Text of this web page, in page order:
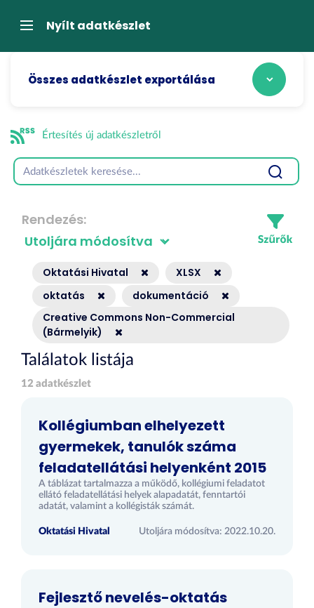
átugrásaNavigációNyílt adatkészlet
Összes adatkészlet exportálása
Értesítés új adatkészletről
Rendezés
Oktatási Hivatal
XLSX
oktatás
dokumentáció
Creative Commons Non-Commercial
(Bármelyik)
Találatok listája
12 adatkészlet
Kollégiumban elhelyezett
gyermekek, tanulók száma
feladatellátási helyenként 2015
A táblázat tartalmazza a működő, kollégiumi feladatot
ellátó feladatellátási helyek alapadatát, fenntartói
adatát, valamint a kollégisták számát.
Oktatási Hivatal Utoljára módosítva: 2022.10.20.
Fejlesztő nevelés-oktatás